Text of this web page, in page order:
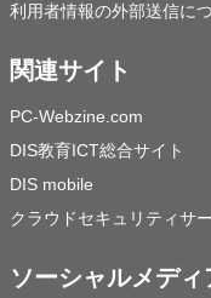
利用者情報の外部送信に
関連サイト
PC-Webzine.com
DIS教育ICT総合サイト
DIS mobile
クラウドセキュリティサ
ソーシャルメディ